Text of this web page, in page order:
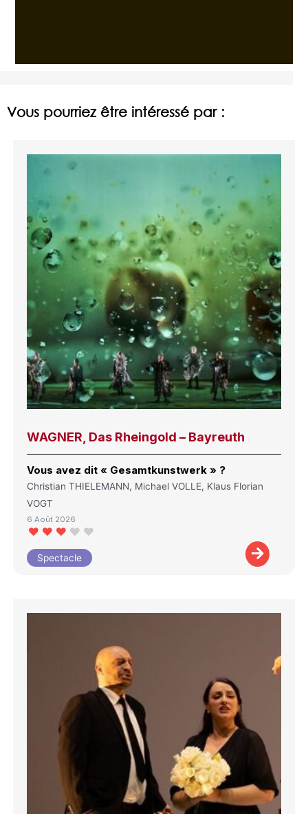
Vous pourriez être intéressé par :
WAGNER, Das Rheingold – Bayreuth
Vous avez dit « Gesamtkunstwerk » ?
Christian THIELEMANN, Michael VOLLE, Klaus Florian
VOGT
6 Août 2026
Spectacle